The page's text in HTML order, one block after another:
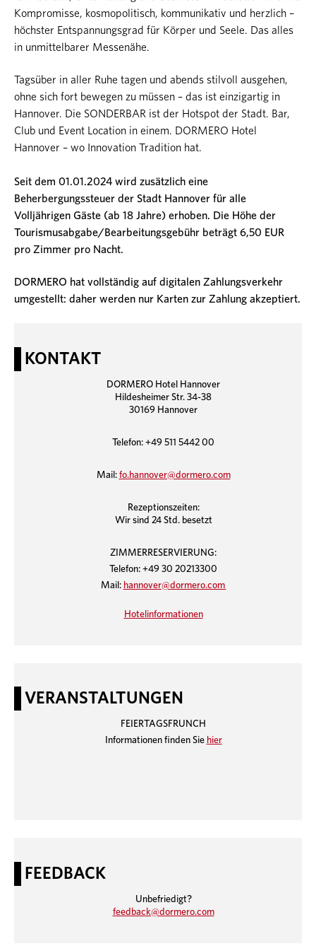
Kompromisse, kosmopolitisch, kommunikativ und herzlich –
höchster Entspannungsgrad für Körper und Seele. Das alles
in unmittelbarer Messenähe.
Tagsüber in aller Ruhe tagen und abends stilvoll ausgehen,
ohne sich fort bewegen zu müssen – das ist einzigartig in
Hannover. Die SONDERBAR ist der Hotspot der Stadt. Bar,
Club und Event Location in einem. DORMERO Hotel
Hannover – wo Innovation Tradition hat.
Seit dem 01.01.2024 wird zusätzlich eine
Beherbergungssteuer der Stadt Hannover für alle
Volljährigen Gäste (ab 18 Jahre) erhoben. Die Höhe der
Tourismusabgabe/Bearbeitungsgebühr beträgt 6,50 EUR
pro Zimmer pro Nacht.
DORMERO hat vollständig auf digitalen Zahlungsverkehr
umgestellt: daher werden nur Karten zur Zahlung akzeptiert.
KONTAKT
DORMERO Hotel Hannover
Hildesheimer Str. 34-38
30169 Hannover
Telefon: +49 511 5442 00
Mail: fo.hannover@dormero.com
Rezeptionszeiten:
Wir sind 24 Std. besetzt
ZIMMERRESERVIERUNG:
Telefon: +49 30 20213300
Mail: hannover@dormero.com
Hotelinformationen
VERANSTALTUNGEN
FEIERTAGSFRUNCH
Informationen finden Sie hier
FEEDBACK
Unbefriedigt?
feedback@dormero.com